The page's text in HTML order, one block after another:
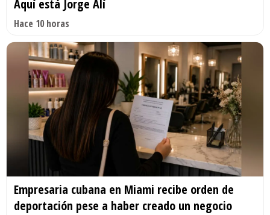
Aquí está Jorge Alí
Hace 10 horas
Empresaria cubana en Miami recibe orden de
deportación pese a haber creado un negocio